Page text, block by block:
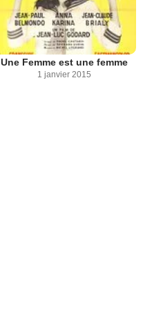
Une Femme est une femme
1 janvier 2015